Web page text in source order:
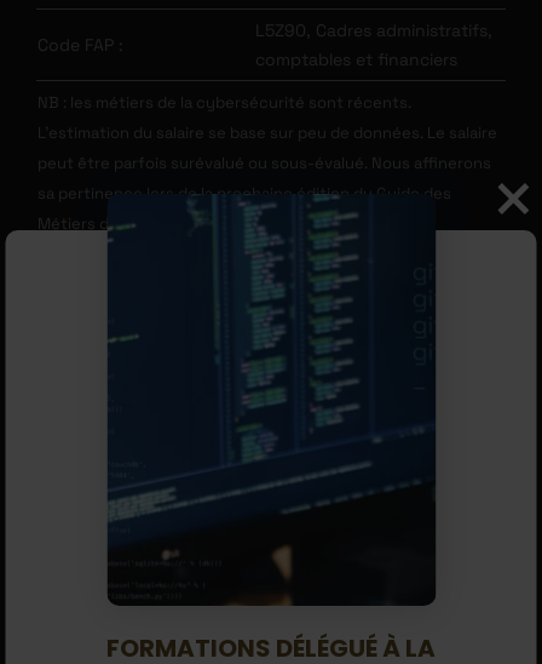
Code FAP :
L5Z90, Cadres administratifs,
comptables et financiers
NB : les métiers de la cybersécurité sont récents.
L’estimation du salaire se base sur peu de données. Le salaire
peut être parfois surévalué ou sous-évalué. Nous affinerons
sa pertinence lors de la prochaine édition du Guide des
Métiers de la cybersécurité.
LES TYPES DE DPO
COMPÉTENCES
NIVEAU D’ÉTUDE NÉCESSAIRE
QUELLE FORMATION ?
FORMATIONS DÉLÉGUÉ À LA